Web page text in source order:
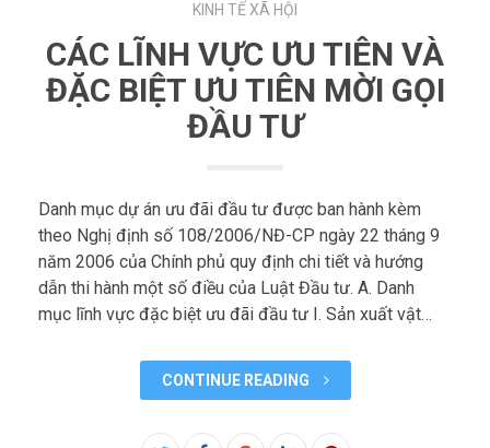
KINH TẾ XÃ HỘI
CÁC LĨNH VỰC ƯU TIÊN VÀ
ĐẶC BIỆT ƯU TIÊN MỜI GỌI
ĐẦU TƯ
Danh mục dự án ưu đãi đầu tư được ban hành kèm
theo Nghị định số 108/2006/NĐ-CP ngày 22 tháng 9
năm 2006 của Chính phủ quy định chi tiết và hướng
dẫn thi hành một số điều của Luật Đầu tư. A. Danh
mục lĩnh vực đặc biệt ưu đãi đầu tư I. Sản xuất vật…
CONTINUE READING